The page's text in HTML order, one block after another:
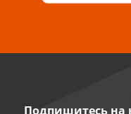
Саратов, ул.
Подпишитесь на